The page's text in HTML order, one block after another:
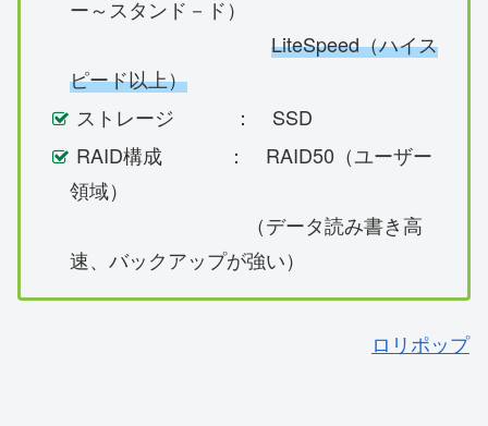
ー～スタンド－ド）
LiteSpeed（ハイス
ピード以上）
ストレージ ： SSD
RAID構成 ： RAID50（ユーザー
領域）
（データ読み書き高
速、バックアップが強い）
ロリポップ